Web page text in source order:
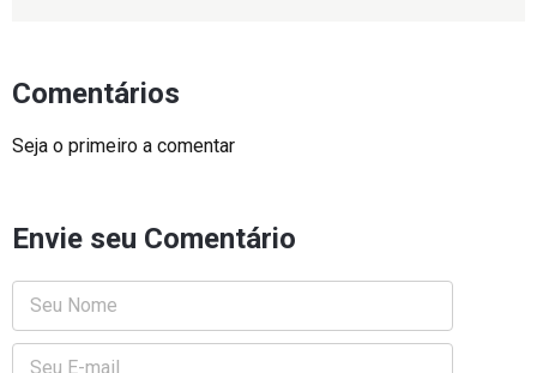
Comentários
Seja o primeiro a comentar
Envie seu Comentário